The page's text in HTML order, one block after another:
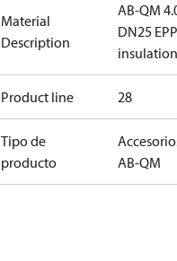
Material
Description
AB-QM
DN25 EPP
insulation
Product line 28
Tipo de
producto
AB-QM